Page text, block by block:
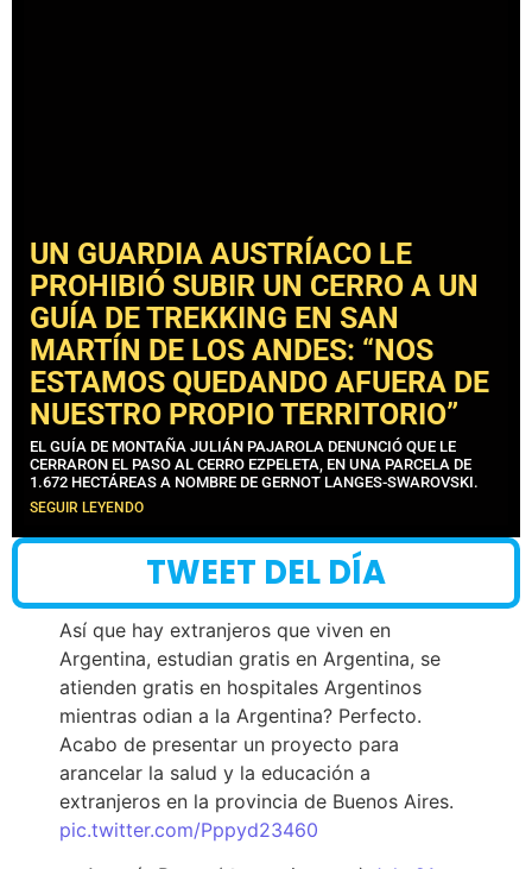
UN GUARDIA AUSTRÍACO LE
PROHIBIÓ SUBIR UN CERRO A UN
GUÍA DE TREKKING EN SAN
MARTÍN DE LOS ANDES: “NOS
ESTAMOS QUEDANDO AFUERA DE
NUESTRO PROPIO TERRITORIO”
EL GUÍA DE MONTAÑA JULIÁN PAJAROLA DENUNCIÓ QUE LE
CERRARON EL PASO AL CERRO EZPELETA, EN UNA PARCELA DE
1.672 HECTÁREAS A NOMBRE DE GERNOT LANGES-SWAROVSKI.
SEGUIR LEYENDO
TWEET DEL DÍA
Así que hay extranjeros que viven en
Argentina, estudian gratis en Argentina, se
atienden gratis en hospitales Argentinos
mientras odian a la Argentina? Perfecto.
Acabo de presentar un proyecto para
arancelar la salud y la educación a
extranjeros en la provincia de Buenos Aires.
pic.twitter.com/Pppyd23460